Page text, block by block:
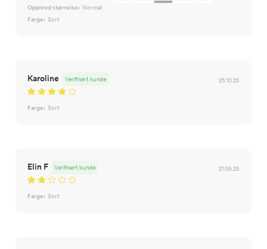
Opplevd størrelse: Normal
Farge: Sort
Karoline 25.10.25
Verifisert kunde
Farge: Sort
Elin F 21.06.25
Verifisert kunde
Farge: Sort